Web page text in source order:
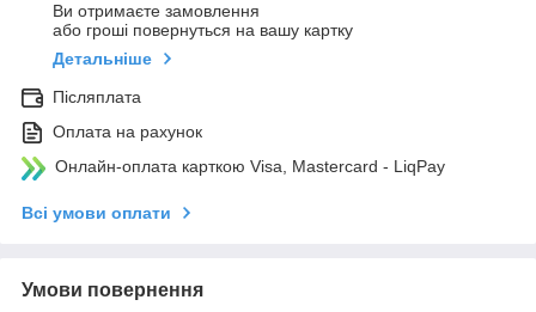
Ви отримаєте замовлення
або гроші повернуться на вашу картку
Детальніше
Післяплата
Оплата на рахунок
Онлайн-оплата карткою Visa, Mastercard - LiqPay
Всі умови оплати
Умови повернення